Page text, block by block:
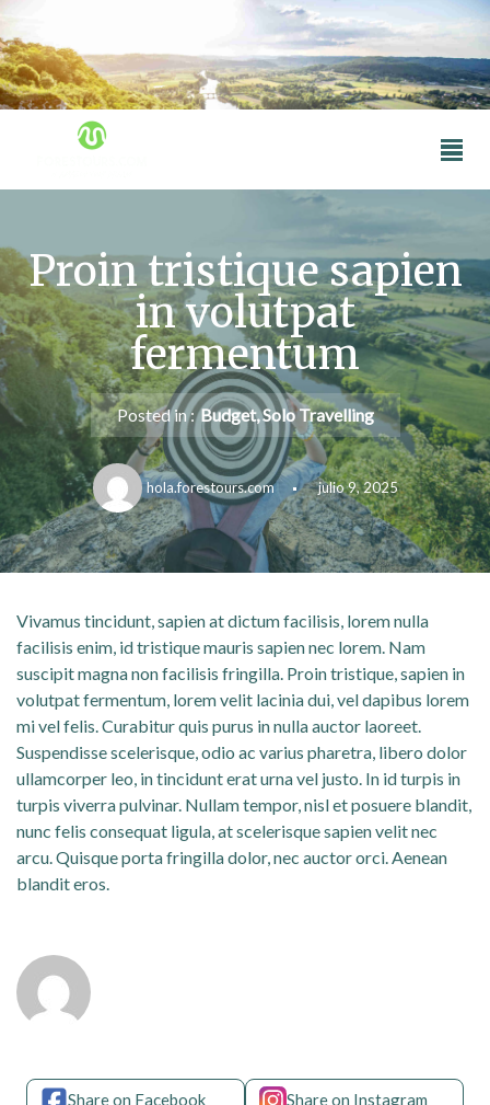
Skip
to
content
Proin tristique sapien
in volutpat
fermentum
Posted in : Budget,Solo Travelling
hola.forestours.com julio 9, 2025
Vivamus tincidunt, sapien at dictum facilisis, lorem nulla
facilisis enim, id tristique mauris sapien nec lorem. Nam
suscipit magna non facilisis fringilla. Proin tristique, sapien in
volutpat fermentum, lorem velit lacinia dui, vel dapibus lorem
mi vel felis. Curabitur quis purus in nulla auctor laoreet.
Suspendisse scelerisque, odio ac varius pharetra, libero dolor
ullamcorper leo, in tincidunt erat urna vel justo. In id turpis in
turpis viverra pulvinar. Nullam tempor, nisl et posuere blandit,
nunc felis consequat ligula, at scelerisque sapien velit nec
arcu. Quisque porta fringilla dolor, nec auctor orci. Aenean
blandit eros.
Share on Facebook Share on Instagram